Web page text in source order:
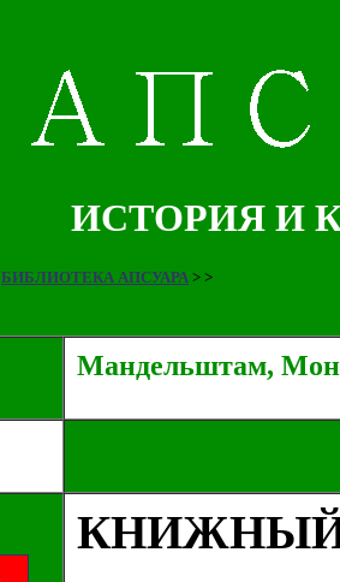
ИСТОРИЯ И
БИБЛИОТЕКА АПСУАРА > >
Мандельштам,
КНИЖНЫЙ